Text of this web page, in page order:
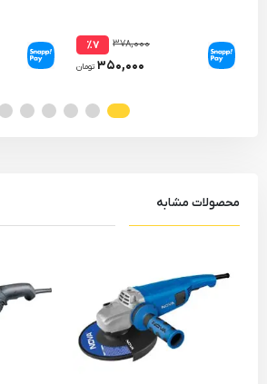
۳۷۸,۰۰۰ ٪۷
۳۵۰,۰۰۰ تومان
محصولات مشابه